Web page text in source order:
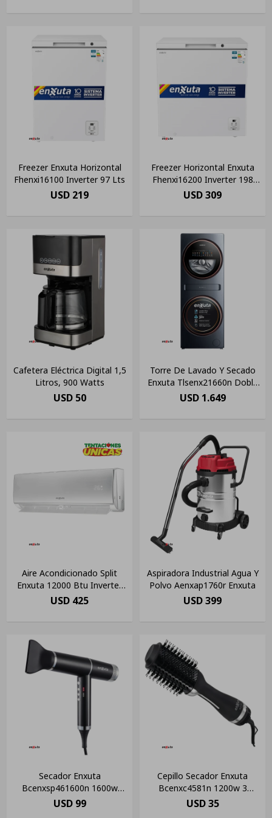
Freezer Enxuta Horizontal
Fhenxi16100 Inverter 97 Lts
USD 219
Freezer Horizontal Enxuta
Fhenxi16200 Inverter 198
Lts
USD309
Cafetera Eléctrica Digital 1,5
Litros, 900 Watts
USD 50
Torre De Lavado Y Secado
Enxuta Tlsenx21660n Doble
Tanque
USD 1.649
Aire Acondicionado Split
Enxuta 12000 Btu Inverter
Frío Calor Blanco
USD 425
Aspiradora Industrial Agua Y
Polvo Aenxap1760r Enxuta
USD399
Secador Enxuta
Bcenxsp461600n 1600w
Iónico 2 Boquillas 1 Difusor
USD 99
Cepillo Secador Enxuta
Bcenxc4581n 1200w 3
Temperaturas - Black
USD 35